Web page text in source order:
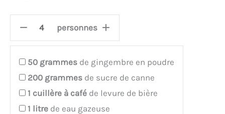
personnes
50 grammes de gingembre en poudre
200 grammes de sucre de canne
1 cuillère à café de levure de bière
1 litre de eau gazeuse